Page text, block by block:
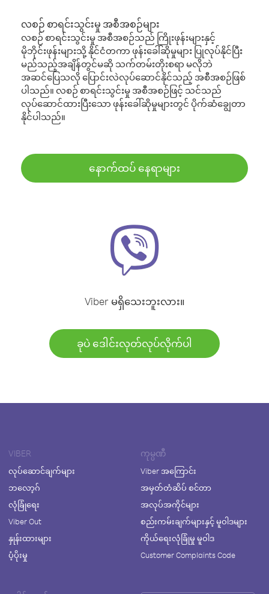
လစဉ် စာရင်းသွင်းမှု အစီအစဉ်များ
လစဉ် စာရင်းသွင်းမှု အစီအစဉ်သည် ကြိုးဖုန်းများနှင့်
မိုဘိုင်းဖုန်းများသို့ နိုင်ငံတကာ ဖုန်းခေါ်ဆိုမှုများ ပြုလုပ်နိုင်ပြီး
မည်သည့်အချိန်တွင်မဆို သက်တမ်းတိုးစရာ မလိုဘဲ
အဆင်ပြေသလို ပြောင်းလဲလုပ်ဆောင်နိုင်သည့် အစီအစဉ်ဖြစ်
ပါသည်။ လစဉ် စာရင်းသွင်းမှု အစီအစဉ်ဖြင့် သင်သည်
လုပ်ဆောင်ထားပြီးသော ဖုန်းခေါ်ဆိုမှုများတွင် ပိုက်ဆံချွေတာ
နိုင်ပါသည်။
နောက်ထပ် နေရာများ
Viber မရှိသေးဘူးလား။
ခုပဲ ဒေါင်းလုတ်လုပ်လိုက်ပါ
VIBER
လုပ်ဆောင်ချက်များ
ဘလော့ဂ်
လုံခြုံရေး
Viber Out
နှုန်းထားများ
ပံ့ပိုးမှု
ကုမ္ပဏီ
Viber အကြောင်း
အမှတ်တံဆိပ် စင်တာ
အလုပ်အကိုင်များ
စည်းကမ်းချက်များနှင့် မူဝါဒများ
ကိုယ်ရေးလုံခြုံမှု မူဝါဒ
Customer Complaints Code